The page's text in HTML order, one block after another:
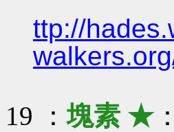
ttp://
19 ：塊素 ★